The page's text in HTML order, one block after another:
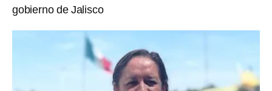
gobierno de Jalisco